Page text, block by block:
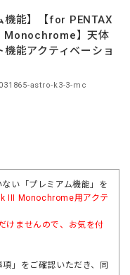
機能】【for PENTAX
Monochrome】天体
機能アクティベーショ
astro-k3-3-mc
い「プレミアム機能」を
III Monochrome用アクテ
けませんので、お気を付
」をご確認いただき、同